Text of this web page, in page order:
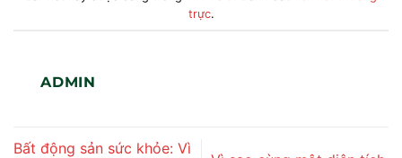
trực.
ADMIN
Bất động sản sức khỏe: Vì